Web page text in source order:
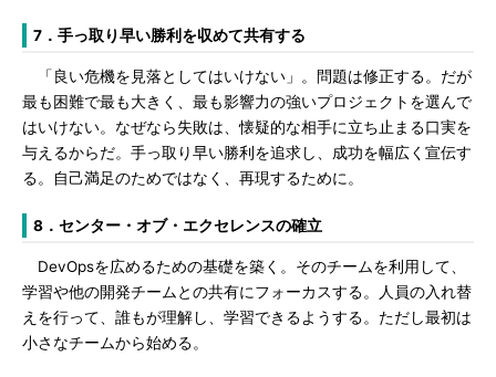
7．手っ取り早い勝利を収めて共有する
「良い危機を見落としてはいけない」。問題は修正する。だが
最も困難で最も大きく、最も影響力の強いプロジェクトを選んで
はいけない。なぜなら失敗は、懐疑的な相手に立ち止まる口実を
与えるからだ。手っ取り早い勝利を追求し、成功を幅広く宣伝す
る。自己満足のためではなく、再現するために。
8．センター・オブ・エクセレンスの確立
DevOpsを広めるための基礎を築く。そのチームを利用して、
学習や他の開発チームとの共有にフォーカスする。人員の入れ替
えを行って、誰もが理解し、学習できるようする。ただし最初は
小さなチームから始める。